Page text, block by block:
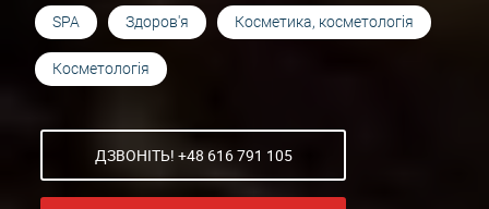
SPA Здоров'я Косметика, косметологія
Косметологія
ДЗВОНІТЬ! +48 616 791 105